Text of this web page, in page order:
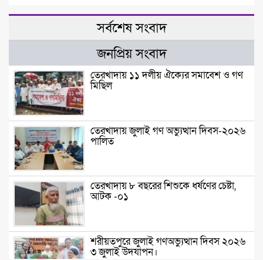
সর্বশেষ সংবাদ
জনপ্রিয় সংবাদ
তেরখাদায় ১১ দলীয় ঐক্যের সমাবেশ ও গণ
মিছিল
তেরখাদায় জুলাই গণ অভ্যুত্থান দিবস-২০২৬
পালিত
তেরখাদায় ৮ বছরের শিশুকে ধর্ষণের চেষ্টা,
আটক -০১
শরীয়তপুরে জুলাই গণঅভ্যুত্থান দিবস ২০২৬
৩ জুলাই উদযাপন।